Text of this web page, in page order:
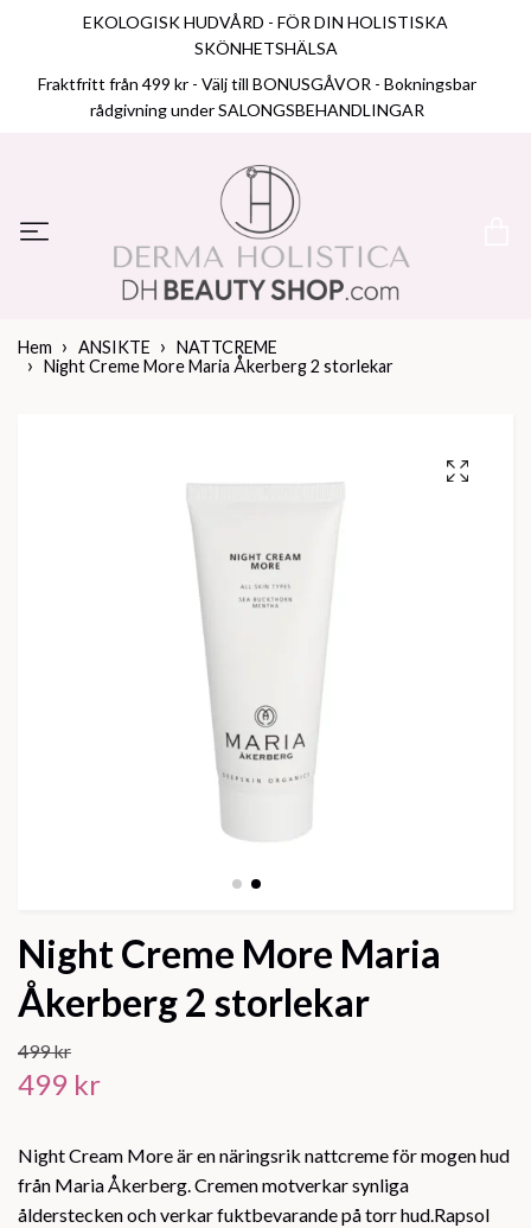
EKOLOGISK HUDVÅRD - FÖR DIN HOLISTISKA
SKÖNHETSHÄLSA
Fraktfritt från 499 kr - Välj till BONUSGÅVOR - Bokningsbar
rådgivning under SALONGSBEHANDLINGAR
Hem ANSIKTE
NATTCREME
Night Creme More Maria Åkerberg 2 storlekar
Night Creme More Maria
Åkerberg 2 storlekar
499 kr
499 kr
Night Cream More är en näringsrik nattcreme för mogen hud
från Maria Åkerberg. Cremen motverkar synliga
ålderstecken och verkar fuktbevarande på torr hud.Rapsol